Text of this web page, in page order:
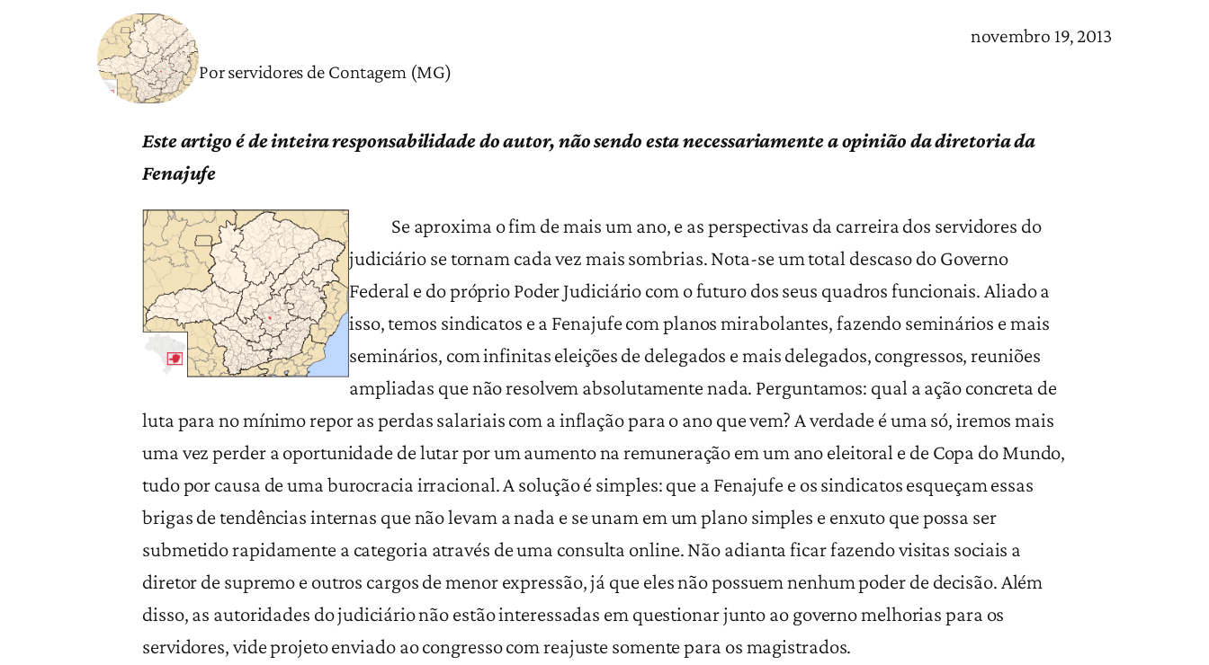
novembro 19, 2013
Por servidores de Contagem (MG)
Este artigo é de inteira responsabilidade do autor, não sendo esta necessariamente a opinião da diretoria da
Fenajufe
Se aproxima o fim de mais um ano, e as perspectivas da carreira dos servidores do
judiciário se tornam cada vez mais sombrias. Nota-se um total descaso do Governo
Federal e do próprio Poder Judiciário com o futuro dos seus quadros funcionais. Aliado a
isso, temos sindicatos e a Fenajufe com planos mirabolantes, fazendo seminários e mais
seminários, com infinitas eleições de delegados e mais delegados, congressos, reuniões
ampliadas que não resolvem absolutamente nada. Perguntamos: qual a ação concreta de
luta para no mínimo repor as perdas salariais com a inflação para o ano que vem? A verdade é uma só, iremos mais
uma vez perder a oportunidade de lutar por um aumento na remuneração em um ano eleitoral e de Copa do Mundo,
tudo por causa de uma burocracia irracional. A solução é simples: que a Fenajufe e os sindicatos esqueçam essas
brigas de tendências internas que não levam a nada e se unam em um plano simples e enxuto que possa ser
submetido rapidamente a categoria através de uma consulta online. Não adianta ficar fazendo visitas sociais a
diretor de supremo e outros cargos de menor expressão, já que eles não possuem nenhum poder de decisão. Além
disso, as autoridades do judiciário não estão interessadas em questionar junto ao governo melhorias para os
servidores, vide projeto enviado ao congresso com reajuste somente para os magistrados.